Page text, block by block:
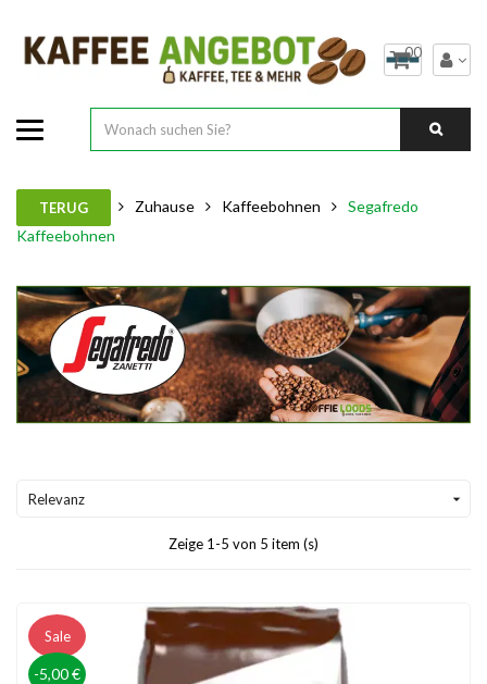
00
TERUG Zuhause Kaffeebohnen
Segafredo
Kaffeebohnen
Relevanz 
Zeige 1-5 von 5 item (s)
Sale
-5,00 €